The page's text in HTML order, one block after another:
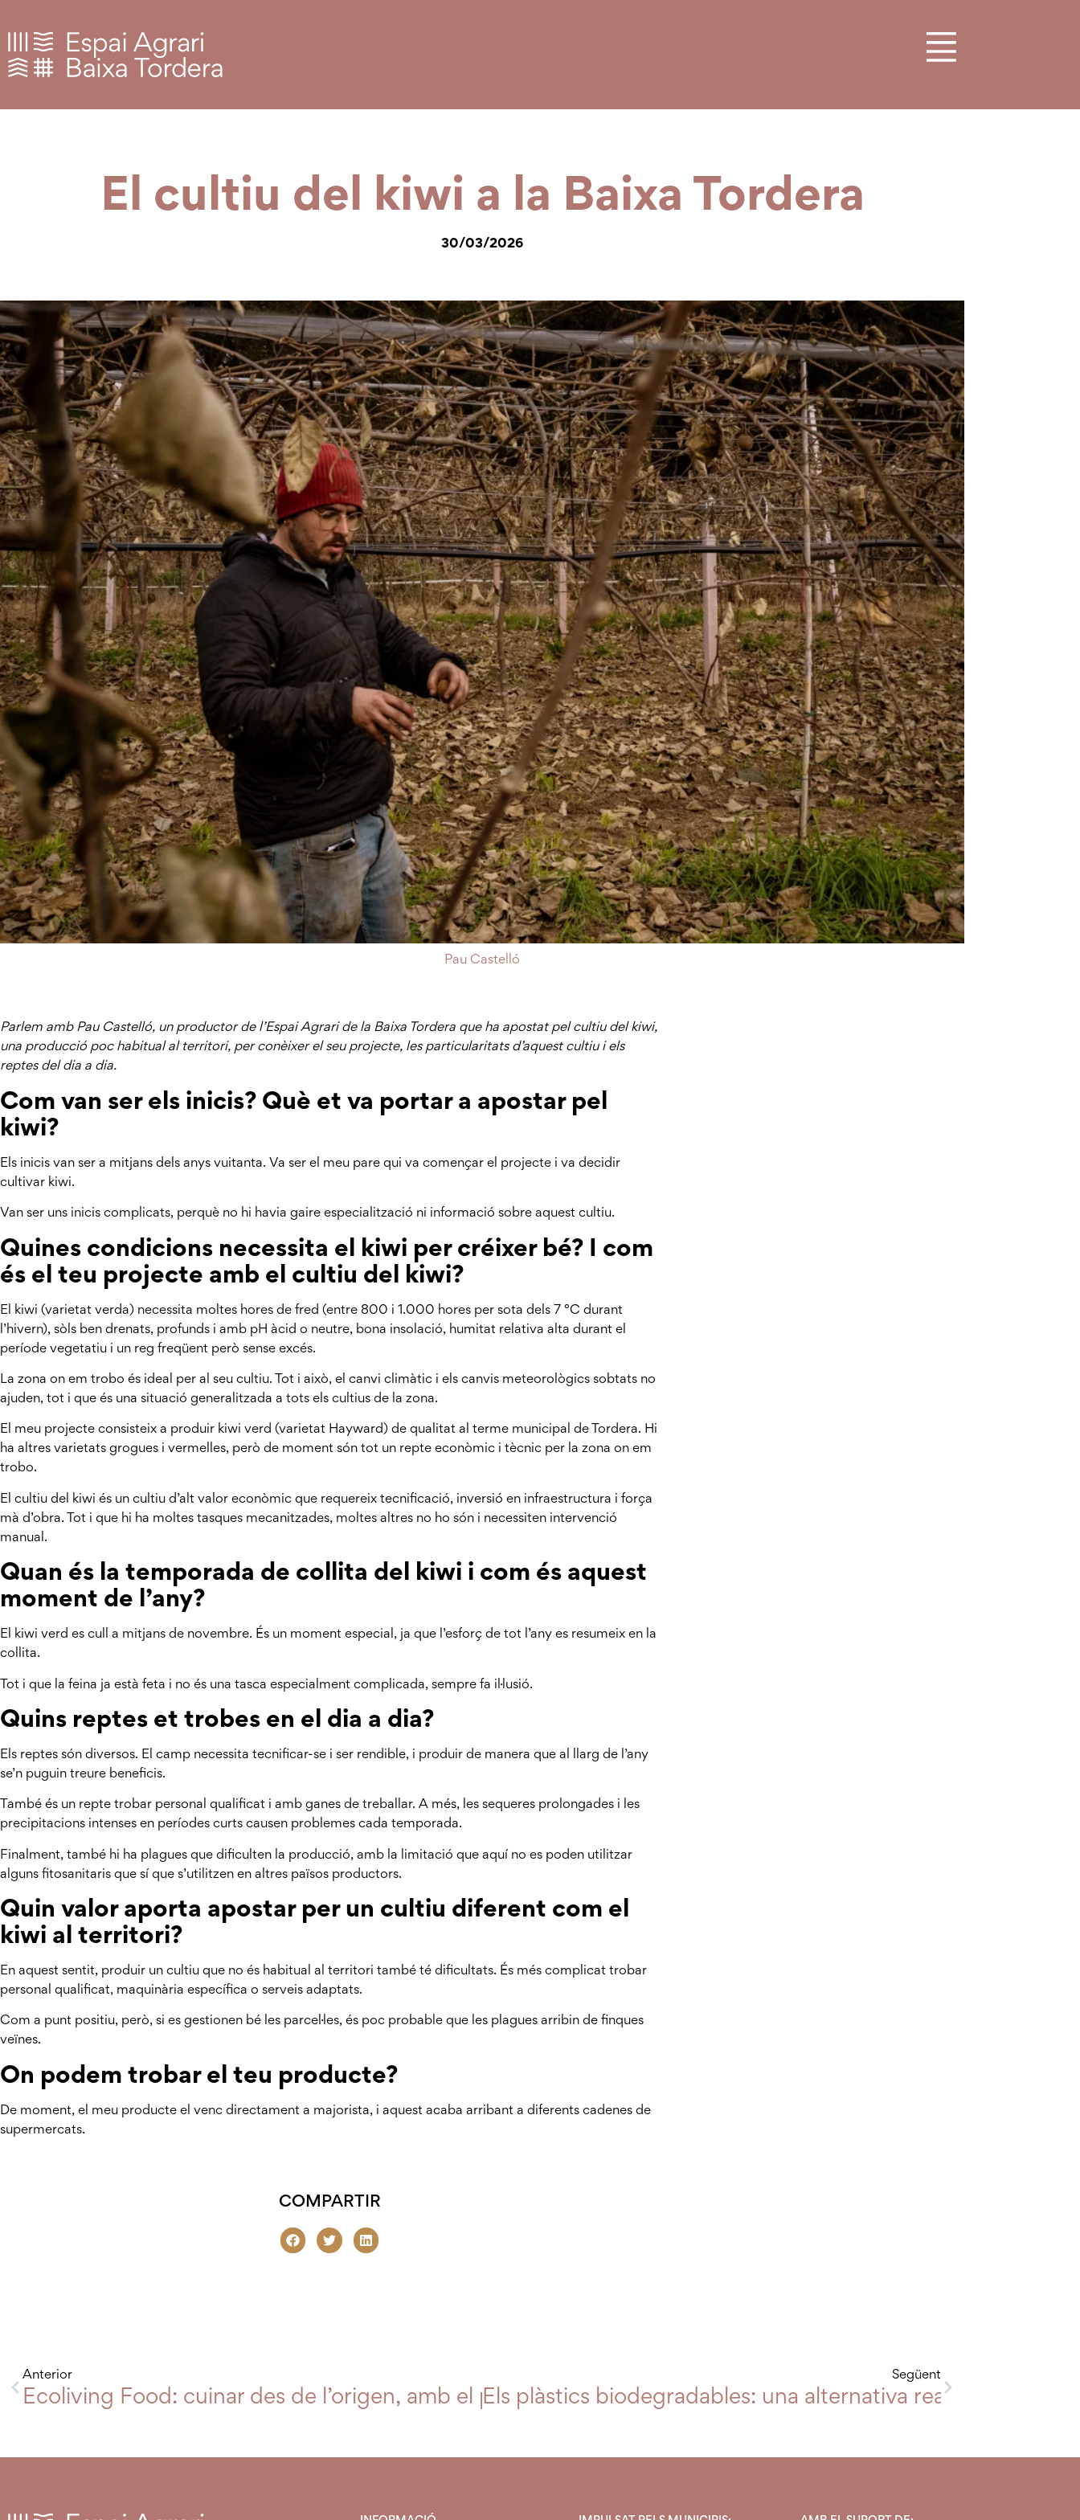
El cultiu del kiwi a la Baixa Tordera
30/03/2026
Pau Castelló
Parlem amb Pau Castelló, un productor de l’Espai Agrari de la Baixa Tordera que ha apostat pel cultiu del kiwi,
una producció poc habitual al territori, per conèixer el seu projecte, les particularitats d’aquest cultiu i els
reptes del dia a dia.
Com van ser els inicis? Què et va portar a apostar pel
kiwi?
Els inicis van ser a mitjans dels anys vuitanta. Va ser el meu pare qui va començar el projecte i va decidir
cultivar kiwi.
Van ser uns inicis complicats, perquè no hi havia gaire especialització ni informació sobre aquest cultiu.
Quines condicions necessita el kiwi per créixer bé? I com
és el teu projecte amb el cultiu del kiwi?
El kiwi (varietat verda) necessita moltes hores de fred (entre 800 i 1.000 hores per sota dels 7 °C durant
l’hivern), sòls ben drenats, profunds i amb pH àcid o neutre, bona insolació, humitat relativa alta durant el
període vegetatiu i un reg freqüent però sense excés.
La zona on em trobo és ideal per al seu cultiu. Tot i això, el canvi climàtic i els canvis meteorològics sobtats no
ajuden, tot i que és una situació generalitzada a tots els cultius de la zona.
El meu projecte consisteix a produir kiwi verd (varietat Hayward) de qualitat al terme municipal de Tordera. Hi
ha altres varietats grogues i vermelles, però de moment són tot un repte econòmic i tècnic per la zona on em
trobo.
El cultiu del kiwi és un cultiu d’alt valor econòmic que requereix tecnificació, inversió en infraestructura i força
mà d’obra. Tot i que hi ha moltes tasques mecanitzades, moltes altres no ho són i necessiten intervenció
manual.
Quan és la temporada de collita del kiwi i com és aquest
moment de l’any?
El kiwi verd es cull a mitjans de novembre. És un moment especial, ja que l’esforç de tot l’any es resumeix en la
collita.
Tot i que la feina ja està feta i no és una tasca especialment complicada, sempre fa il·lusió.
Quins reptes et trobes en el dia a dia?
Els reptes són diversos. El camp necessita tecnificar-se i ser rendible, i produir de manera que al llarg de l’any
se’n puguin treure beneficis.
També és un repte trobar personal qualificat i amb ganes de treballar. A més, les sequeres prolongades i les
precipitacions intenses en períodes curts causen problemes cada temporada.
Finalment, també hi ha plagues que dificulten la producció, amb la limitació que aquí no es poden utilitzar
alguns fitosanitaris que sí que s’utilitzen en altres països productors.
Quin valor aporta apostar per un cultiu diferent com el
kiwi al territori?
En aquest sentit, produir un cultiu que no és habitual al territori també té dificultats. És més complicat trobar
personal qualificat, maquinària específica o serveis adaptats.
Com a punt positiu, però, si es gestionen bé les parcel·les, és poc probable que les plagues arribin de finques
veïnes.
On podem trobar el teu producte?
De moment, el meu producte el venc directament a majorista, i aquest acaba arribant a diferents cadenes de
supermercats.
COMPARTIR
Anterior
Ecoliving Food: cuinar des de l’origen, amb el producte de la Baixa Tordera
Següent
Els plàstics biodegradables: una alternativa real a l’horta